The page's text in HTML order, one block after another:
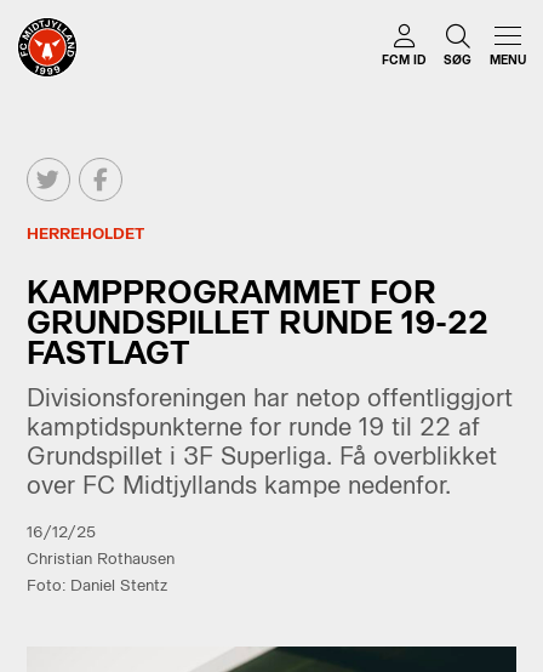
FCM ID SØG MENU
HERREHOLDET
KAMPPROGRAMMET FOR
GRUNDSPILLET RUNDE 19-22
FASTLAGT
Divisionsforeningen har netop offentliggjort
kamptidspunkterne for runde 19 til 22 af
Grundspillet i 3F Superliga. Få overblikket
over FC Midtjyllands kampe nedenfor.
16/12/25
Christian Rothausen
Foto: Daniel Stentz